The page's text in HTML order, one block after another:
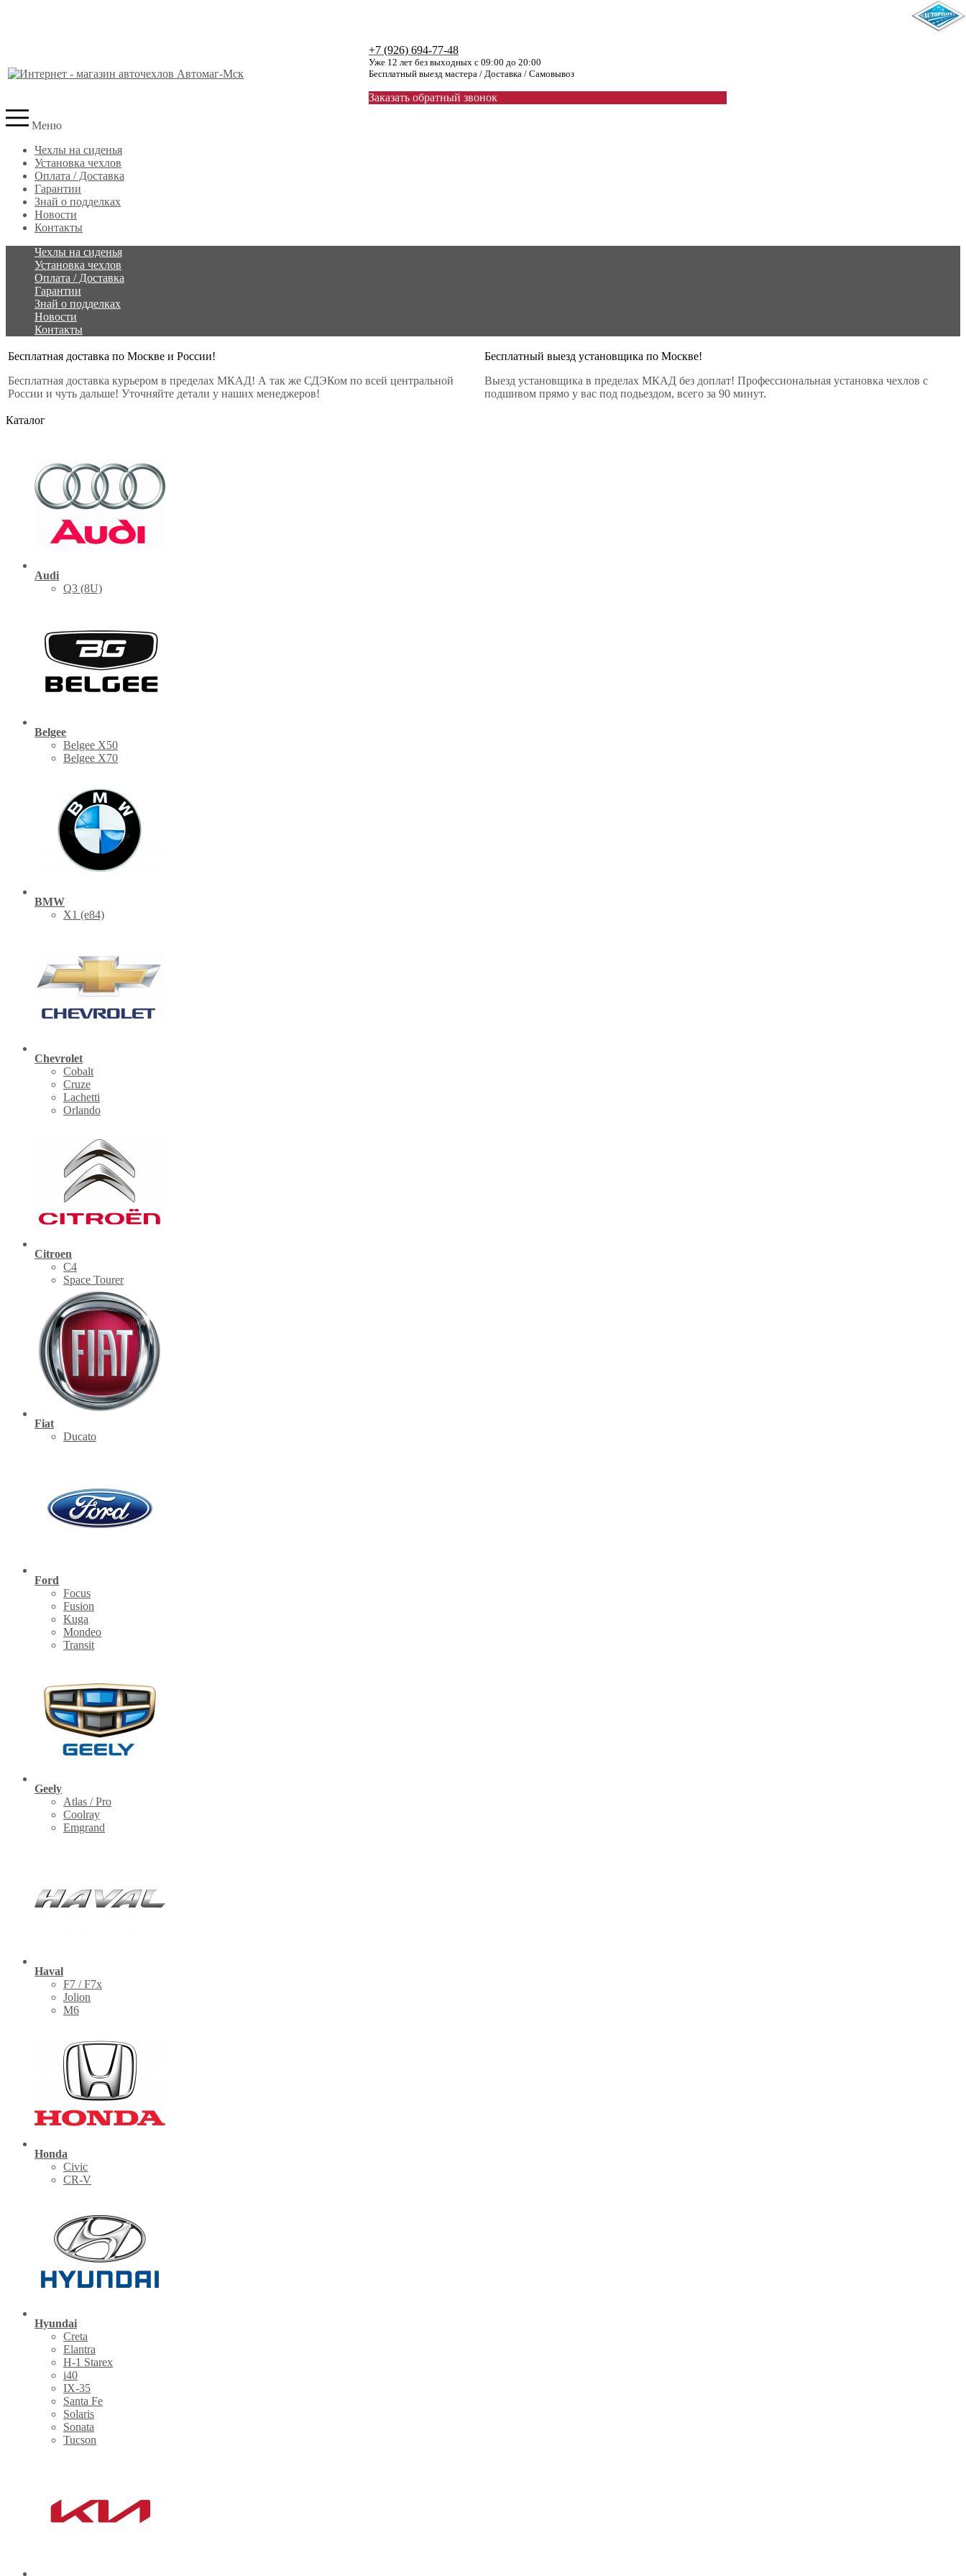
+7 (926) 694-77-48
Уже 12 лет без выходных с 09:00 до 20:00
Бесплатный выезд мастера / Доставка / Самовывоз
Заказать обратный звонок
Меню
Чехлы на сиденья
Установка чехлов
Оплата / Доставка
Гарантии
Знай о подделках
Новости
Контакты
Чехлы на сиденья
Установка чехлов
Оплата / Доставка
Гарантии
Знай о подделках
Новости
Контакты
Бесплатная доставка по Москве и России!
Бесплатная доставка курьером в пределах МКАД! А так же СДЭКом по всей центральной
России и чуть дальше! Уточняйте детали у наших менеджеров!
Бесплатный выезд установщика по Москве!
Выезд установщика в пределах МКАД без доплат! Профессиональная установка чехлов с
подшивом прямо у вас под подьездом, всего за 90 минут.
Каталог
Audi
Q3 (8U)
Belgee
Belgee X50
Belgee X70
BMW
X1 (е84)
Chevrolet
Cobalt
Cruze
Lachetti
Orlando
Citroen
C4
Space Tourer
Fiat
Ducato
Ford
Focus
Fusion
Kuga
Mondeo
Transit
Geely
Atlas / Pro
Coolray
Emgrand
Haval
F7 / F7x
Jolion
M6
Honda
Civic
CR-V
Hyundai
Creta
Elantra
H-1 Starex
i40
IX-35
Santa Fe
Solaris
Sonata
Tucson